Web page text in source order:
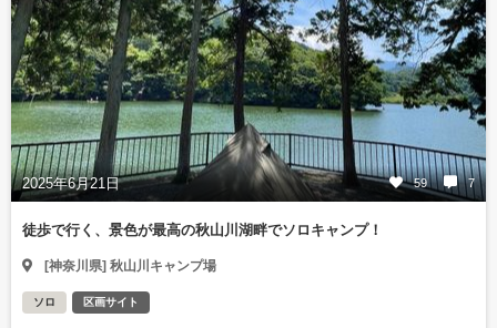
2025年6月21日 59 7
徒歩で行く、景色が最高の秋山川湖畔でソロキャンプ！
[神奈川県] 秋山川キャンプ場
ソロ 区画サイト